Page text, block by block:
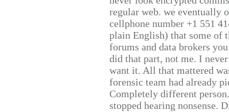
regular web. we eventually
cellphone number +1 551
plain English) that some of
forums and data brokers
did that part, not me. I
want it. All that mattered
forensic team had already
Completely different
stopped hearing nonsense.